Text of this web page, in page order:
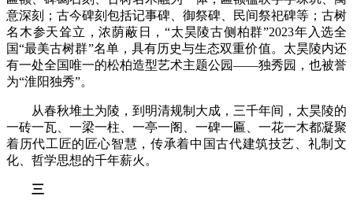
意深刻；古今碑刻包括记事碑、御祭碑、民间祭祀碑等；古树
名木参天耸立，浓荫蔽日，“太昊陵古侧柏群”2023年入选全
国“最美古树群”名单，具有历史与生态双重价值。太昊陵内还
有一处全国唯一的松柏造型艺术主题公园——独秀园，也被誉
为“淮阳独秀”。
从春秋堆土为陵，到明清规制大成，三千年间，太昊陵的
一砖一瓦、一梁一柱、一亭一阁、一碑一匾、一花一木都凝聚
着历代工匠的匠心智慧，传承着中国古代建筑技艺、礼制文
化、哲学思想的千年薪火。
三